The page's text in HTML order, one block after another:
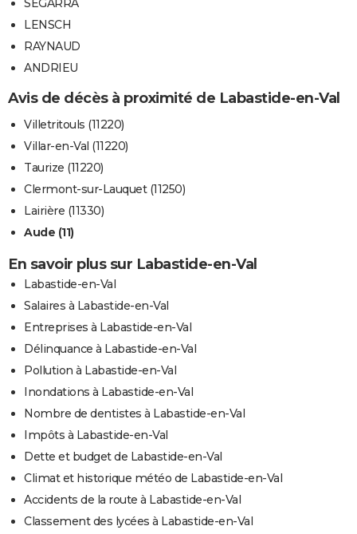
SEGARRA
LENSCH
RAYNAUD
ANDRIEU
Avis de décès à proximité de Labastide-en-Val
Villetritouls (11220)
Villar-en-Val (11220)
Taurize (11220)
Clermont-sur-Lauquet (11250)
Lairière (11330)
Aude (11)
En savoir plus sur Labastide-en-Val
Labastide-en-Val
Salaires à Labastide-en-Val
Entreprises à Labastide-en-Val
Délinquance à Labastide-en-Val
Pollution à Labastide-en-Val
Inondations à Labastide-en-Val
Nombre de dentistes à Labastide-en-Val
Impôts à Labastide-en-Val
Dette et budget de Labastide-en-Val
Climat et historique météo de Labastide-en-Val
Accidents de la route à Labastide-en-Val
Classement des lycées à Labastide-en-Val